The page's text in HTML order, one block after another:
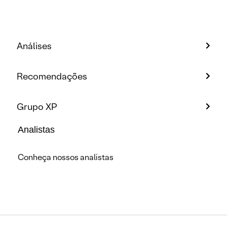
Análises
Recomendações
Grupo XP
Analistas
Conheça nossos analistas